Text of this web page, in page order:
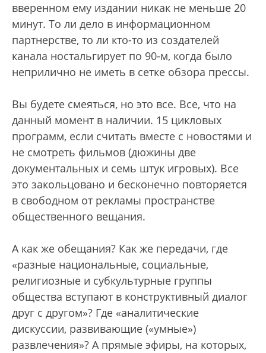
вверенном ему издании никак не меньше 20
минут. То ли дело в информационном
партнерстве, то ли кто-то из создателей
канала ностальгирует по 90-м, когда было
неприлично не иметь в сетке обзора прессы.
Вы будете смеяться, но это все. Все, что на
данный момент в наличии. 15 цикловых
программ, если считать вместе с новостями и
не смотреть фильмов (дюжины две
документальных и семь штук игровых). Все
это закольцовано и бесконечно повторяется
в свободном от рекламы пространстве
общественного вещания.
А как же обещания? Как же передачи, где
«разные национальные, социальные,
религиозные и субкультурные группы
общества вступают в конструктивный диалог
друг с другом»? Где «аналитические
дискуссии, развивающие («умные»)
развлечения»? А прямые эфиры, на которых,